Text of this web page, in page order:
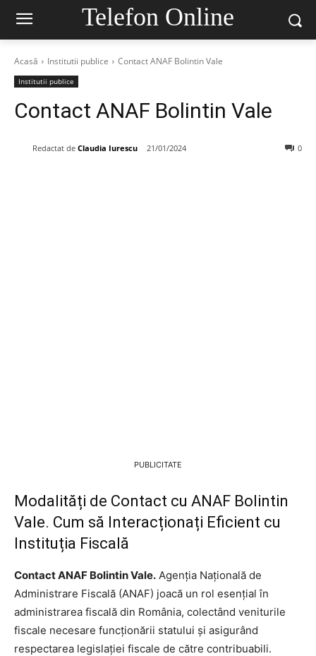
Telefon Online
Acasă Institutii publice Contact ANAF Bolintin Vale
Institutii publice
Contact ANAF Bolintin Vale
Redactat de Claudia Iurescu 21/01/2024 0
PUBLICITATE
Modalități de Contact cu ANAF Bolintin
Vale. Cum să Interacționați Eficient cu
Instituția Fiscală
Contact ANAF Bolintin Vale. Agenția Națională de
Administrare Fiscală (ANAF) joacă un rol esențial în
administrarea fiscală din România, colectând veniturile
fiscale necesare funcționării statului și asigurând
respectarea legislației fiscale de către contribuabili.